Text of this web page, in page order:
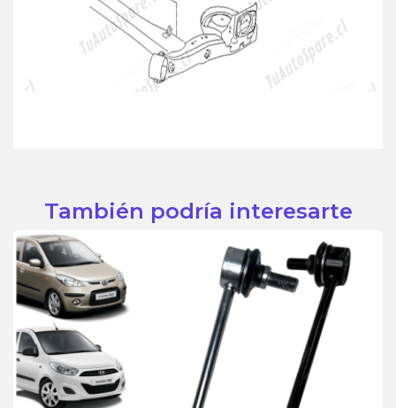
También podría interesarte